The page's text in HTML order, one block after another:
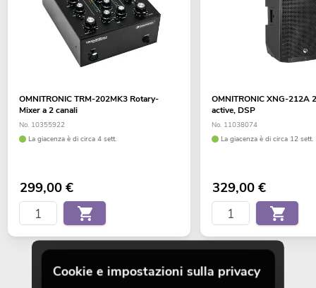
OMNITRONIC TRM-202MK3 Rotary-
Mixer a 2 canali
No. 10355922
La giacenza è di circa 4 sett.
299,00€
OMNITRONIC XNG-212A
active, DSP
No. 11038074
La giacenza è di circa 12 sett.
329,00€
Cookie e impostazioni sulla privacy